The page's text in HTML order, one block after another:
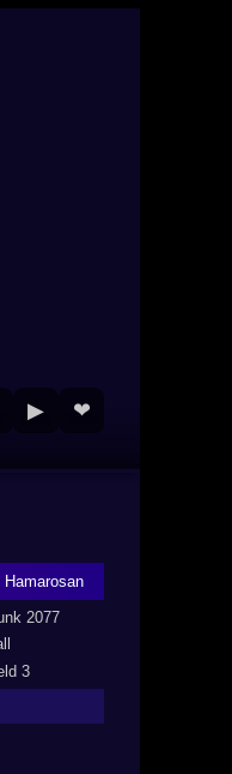
▶ ❤
Hamarosan